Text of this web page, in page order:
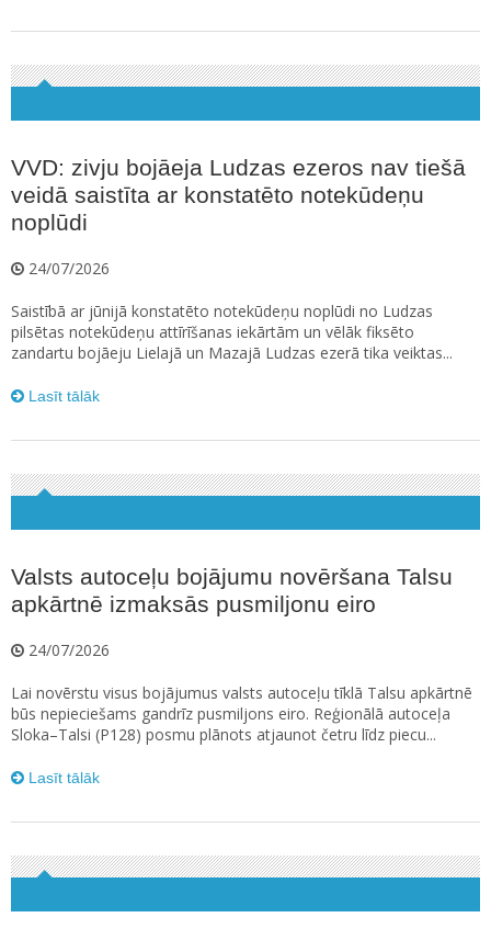
VVD: zivju bojāeja Ludzas ezeros nav tiešā
veidā saistīta ar konstatēto notekūdeņu
noplūdi
24/07/2026
Saistībā ar jūnijā konstatēto notekūdeņu noplūdi no Ludzas
pilsētas notekūdeņu attīrīšanas iekārtām un vēlāk fiksēto
zandartu bojāeju Lielajā un Mazajā Ludzas ezerā tika veiktas...
Lasīt tālāk
Valsts autoceļu bojājumu novēršana Talsu
apkārtnē izmaksās pusmiljonu eiro
24/07/2026
Lai novērstu visus bojājumus valsts autoceļu tīklā Talsu apkārtnē
būs nepieciešams gandrīz pusmiljons eiro. Reģionālā autoceļa
Sloka–Talsi (P128) posmu plānots atjaunot četru līdz piecu...
Lasīt tālāk